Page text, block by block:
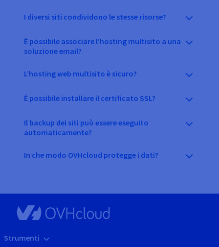
I diversi siti condividono le stesse risorse?
È possibile associare l’hosting multisito a una
soluzione email?
L’hosting web multisito è sicuro?
È possibile installare il certificato SSL?
Il backup dei siti può essere eseguito
automaticamente?
In che modo OVHcloud protegge i dati?
Strumenti